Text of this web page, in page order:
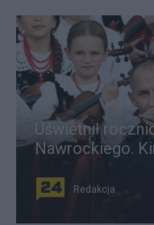
Uświetnił
Nawrockiego.
Redakcja